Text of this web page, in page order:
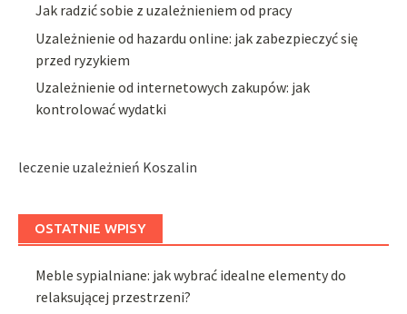
Jak radzić sobie z uzależnieniem od pracy
Uzależnienie od hazardu online: jak zabezpieczyć się
przed ryzykiem
Uzależnienie od internetowych zakupów: jak
kontrolować wydatki
leczenie uzależnień Koszalin
OSTATNIE WPISY
Meble sypialniane: jak wybrać idealne elementy do
relaksującej przestrzeni?